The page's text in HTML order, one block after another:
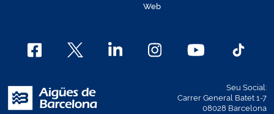
Web
Seu Social:
Carrer General Batet 1-7
08028 Barcelona